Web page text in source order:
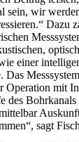
sein, wir
Dazu
einer
Das
Operation mit
des
sagt